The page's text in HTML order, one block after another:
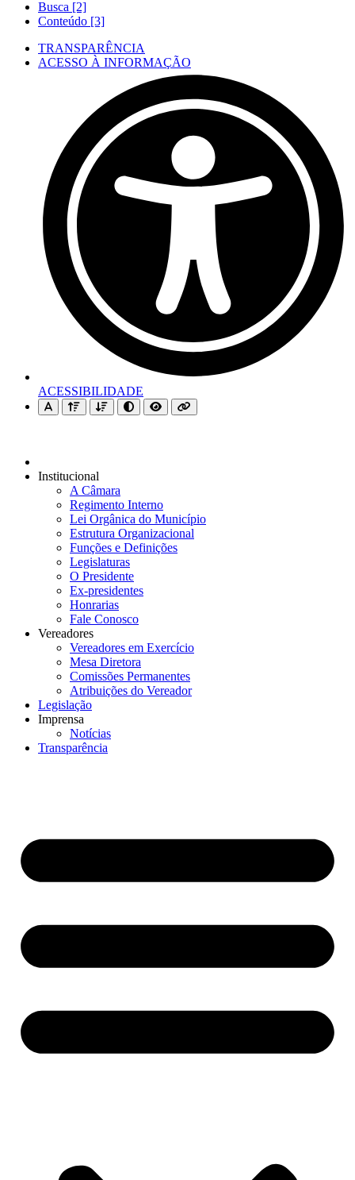
Busca [2]
Conteúdo [3]
TRANSPARÊNCIA
ACESSO À INFORMAÇÃO
ACESSIBILIDADE
Institucional
A Câmara
Regimento Interno
Lei Orgânica do Município
Estrutura Organizacional
Funções e Definições
Legislaturas
O Presidente
Ex-presidentes
Honrarias
Fale Conosco
Vereadores
Vereadores em Exercício
Mesa Diretora
Comissões Permanentes
Atribuições do Vereador
Legislação
Imprensa
Notícias
Transparência